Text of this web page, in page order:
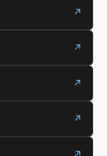
↗
↗
↗
↗